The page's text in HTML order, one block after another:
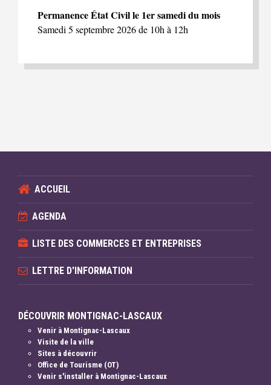
Permanence État Civil le 1er samedi du mois
Samedi 5 septembre 2026 de 10h à 12h
ACCUEIL
AGENDA
LISTE DES COMMERCES ET ENTREPRISES
LETTRE D'INFORMATION
DÉCOUVRIR MONTIGNAC-LASCAUX
Venir à Montignac-Lascaux
Visite de la ville
Sites à découvrir
Office de Tourisme (OT)
Venir s'installer à Montignac-Lascaux